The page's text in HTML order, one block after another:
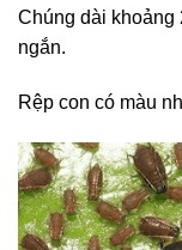
Chúng dài khoảng
ngắn.
Rệp con có màu